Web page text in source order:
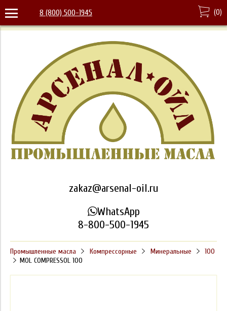
8 (800) 500-1945 (0)
zakaz@arsenal-oil.ru
WhatsApp
8-800-500-1945
Промышленные масла Компрессорные Минеральные
100
MOL COMPRESSOL 100